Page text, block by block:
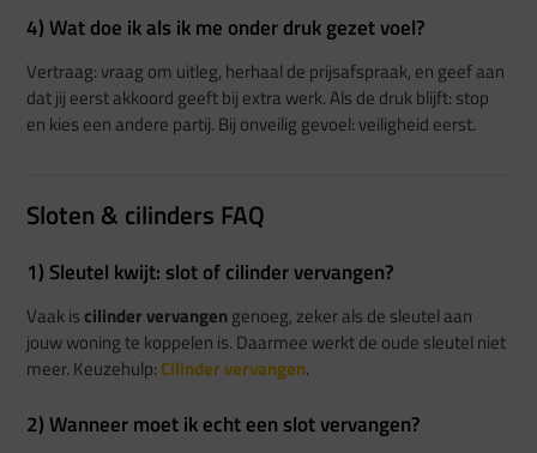
4) Wat doe ik als ik me onder druk gezet voel?
Vertraag: vraag om uitleg, herhaal de prijsafspraak, en geef aan
dat jij eerst akkoord geeft bij extra werk. Als de druk blijft: stop
en kies een andere partij. Bij onveilig gevoel: veiligheid eerst.
Sloten & cilinders FAQ
1) Sleutel kwijt: slot of cilinder vervangen?
Vaak iscilinder vervangengenoeg, zeker als de sleutel aan
jouw woning te koppelen is. Daarmee werkt de oude sleutel niet
meer. Keuzehulp: Cilinder vervangen.
2) Wanneer moet ik echt een slot vervangen?